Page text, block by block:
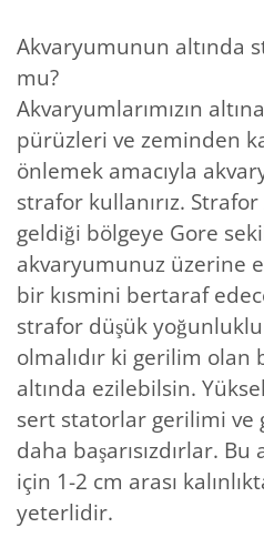
Akvaryumunun altında
mu?
Akvaryumlarımızın
pürüzleri ve zeminden
önlemek amacıyla
strafor kullanırız.
geldiği bölgeye Gore
akvaryumunuz üzerine
bir kısmini bertaraf
strafor düşük
olmalıdır ki gerilim
altında ezilebilsin.
sert statorlar gerilimi ve
daha başarısızdırlar.
için 1-2 cm arası
yeterlidir.